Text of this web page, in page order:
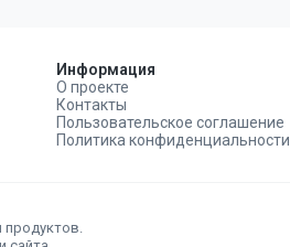
Информация
О проекте
Контакты
Пользовательское соглашение
Политика конфиденциальности